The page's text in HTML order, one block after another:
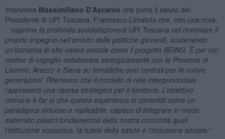
Interviene Massimiliano D’Ascanio che porta il saluto del
Presidente di UPI Toscana, Francesco Limatola che, con una nota,
: “esprime la profonda soddisfazionedi UPI Toscana nel rinnovare il
proprio impegno nell’ambito delle politiche giovanili, sostenendo
un’iniziativa di alto valore sociale come il progetto BEING. È per noi
motivo di orgoglio collaborare sinergicamente con le Province di
Livorno, Arezzo e Siena su tematiche così centrali per le nuove
generazioni. Riteniamo che il modello di rete interprovinciale
rappresenti una risorsa strategica per il territorio. L’obiettivo
comune è far sì che questa esperienza si consolidi come un
paradigma virtuoso e replicabile, capace di integrare in modo
sistemico pilastri fondamentali della nostra comunità quali
l’istituzione scolastica, la tutela della salute e l’inclusione sociale.”